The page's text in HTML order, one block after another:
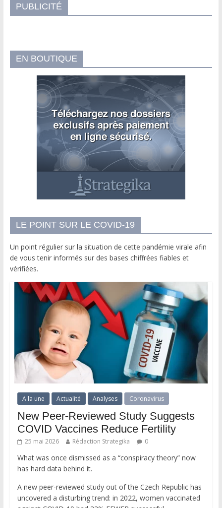
PUBLICITÉ
EN BOUTIQUE
LE POINT SUR LE COVID-19
Un point régulier sur la situation de cette pandémie virale afin
de vous tenir informés sur des bases chiffrées fiables et
vérifiées.
A la une Actualité Analyses Coronavirus
New Peer-Reviewed Study Suggests
COVID Vaccines Reduce Fertility
25 mai 2026 Rédaction Strategika 0
What was once dismissed as a “conspiracy theory” now
has hard data behind it.
A new peer-reviewed study out of the Czech Republic has
uncovered a disturbing trend: in 2022, women vaccinated